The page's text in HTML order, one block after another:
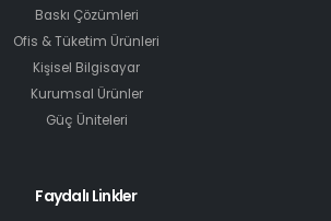
Baskı Çözümleri
Ofis & Tüketim Ürünleri
Kişisel Bilgisayar
Kurumsal Ürünler
Güç Üniteleri
Faydalı Linkler